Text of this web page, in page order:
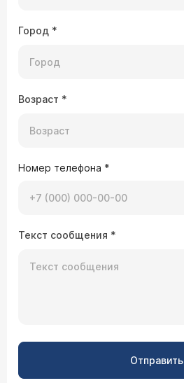
Город *
Возраст *
Номер телефона *
Текст сообщения *
Отправить